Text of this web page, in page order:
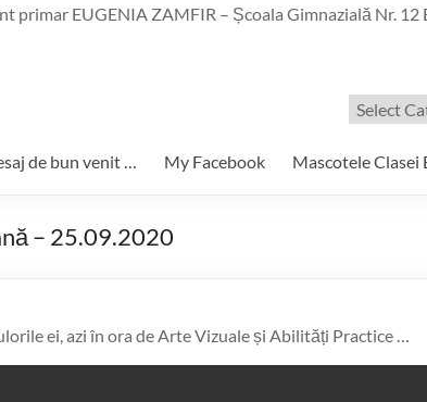
primar EUGENIA ZAMFIR – Școala Gimnazială Nr. 12
Filtre/
de bun venit … My Facebook Mascotele Clasei
– 25.09.2020
ei, azi în ora de Arte Vizuale și Abilități Practice …